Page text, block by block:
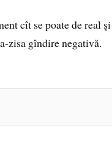
cît se poate de real şi
zisa gîndire negativă.